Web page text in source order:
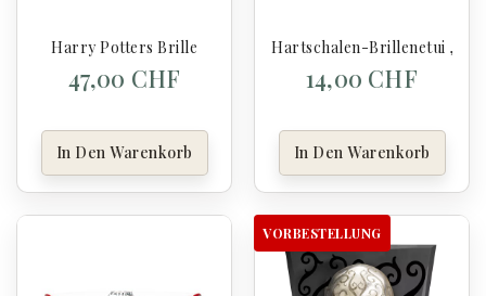
Harry Potters Brille
47,00 CHF
In Den Warenkorb
Hartschalen-Brillenetui
14,00 CHF
In Den Warenkorb
VORBESTELLUNG